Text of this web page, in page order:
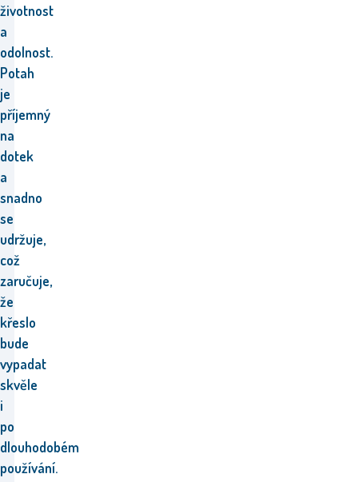
životnost
a
odolnost.
Potah
je
příjemný
na
dotek
a
snadno
se
udržuje,
což
zaručuje,
že
křeslo
bude
vypadat
skvěle
i
po
dlouhodobém
používání.